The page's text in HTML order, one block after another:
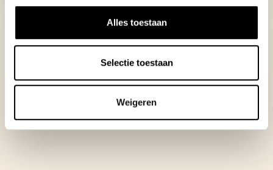
Alles toestaan
Selectie toestaan
Weigeren